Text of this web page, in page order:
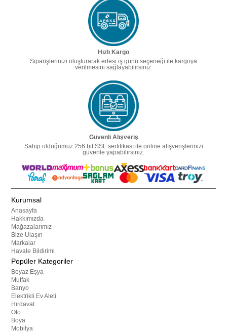
Hızlı Kargo
Siparişlerinizi oluşturarak ertesi iş günü seçeneği ile kargoya
verilmesini sağlayabilirsiniz.
Güvenli Alışveriş
Sahip olduğumuz 256 bit SSL sertifikası ile online alışverişlerinizi
güvenle yapabilirsiniz.
Kurumsal
Anasayfa
Hakkımızda
Mağazalarımız
Bize Ulaşın
Markalar
Havale Bildirimi
Popüler Kategoriler
Beyaz Eşya
Mutfak
Banyo
Elektrikli Ev Aleti
Hırdavat
Oto
Boya
Mobilya